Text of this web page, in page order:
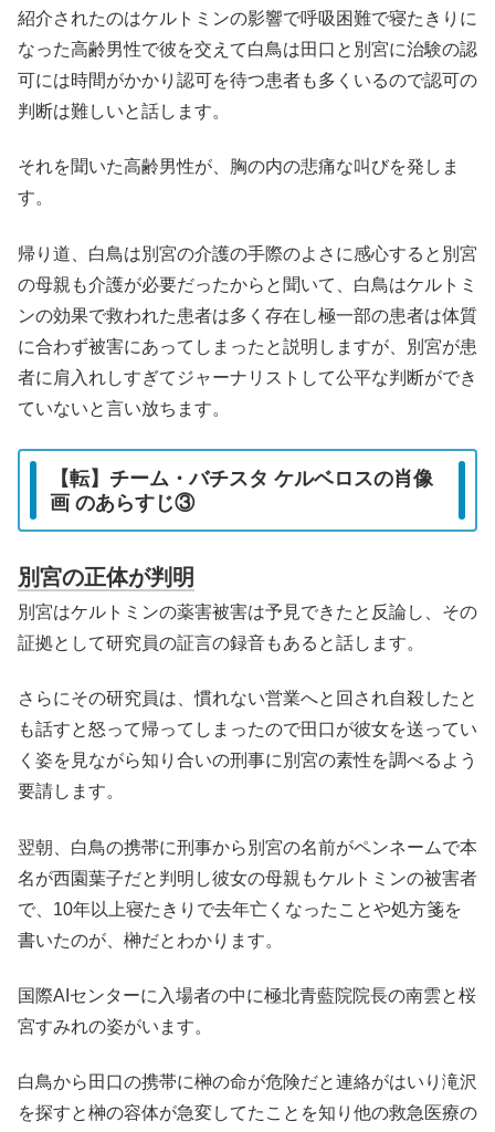
紹介されたのはケルトミンの影響で呼吸困難で寝たきりに
なった高齢男性で彼を交えて白鳥は田口と別宮に治験の認
可には時間がかかり認可を待つ患者も多くいるので認可の
判断は難しいと話します。
それを聞いた高齢男性が、胸の内の悲痛な叫びを発しま
す。
帰り道、白鳥は別宮の介護の手際のよさに感心すると別宮
の母親も介護が必要だったからと聞いて、白鳥はケルトミ
ンの効果で救われた患者は多く存在し極一部の患者は体質
に合わず被害にあってしまったと説明しますが、別宮が患
者に肩入れしすぎてジャーナリストして公平な判断ができ
ていないと言い放ちます。
【転】チーム・バチスタ ケルベロスの肖像
画 のあらすじ③
別宮の正体が判明
別宮はケルトミンの薬害被害は予見できたと反論し、その
証拠として研究員の証言の録音もあると話します。
さらにその研究員は、慣れない営業へと回され自殺したと
も話すと怒って帰ってしまったので田口が彼女を送ってい
く姿を見ながら知り合いの刑事に別宮の素性を調べるよう
要請します。
翌朝、白鳥の携帯に刑事から別宮の名前がペンネームで本
名が西園葉子だと判明し彼女の母親もケルトミンの被害者
で、10年以上寝たきりで去年亡くなったことや処方箋を
書いたのが、榊だとわかります。
国際AIセンターに入場者の中に極北青藍院院長の南雲と桜
宮すみれの姿がいます。
白鳥から田口の携帯に榊の命が危険だと連絡がはいり滝沢
を探すと榊の容体が急変してたことを知り他の救急医療の